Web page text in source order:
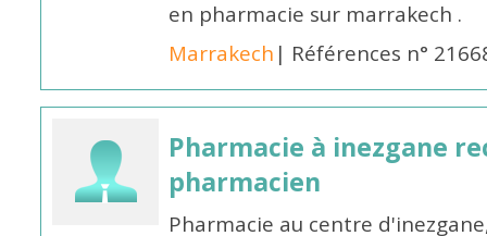
en pharmacie sur marrakech .
Marrakech | Références n°
Pharmacie à inezgane
pharmacien
Pharmacie au centre